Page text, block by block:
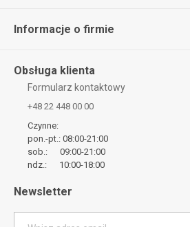
Informacje o firmie
Obsługa klienta
Formularz kontaktowy
+48 22 448 00 00
Czynne:
pon.-pt.: 08:00-21:00
sob.: 09:00-21:00
ndz.: 10:00-18:00
Newsletter